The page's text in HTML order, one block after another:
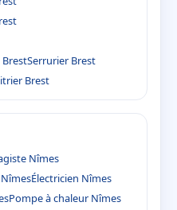
Serrurier Brest
Brest
Nîmes
Électricien Nîmes
Pompe à chaleur Nîmes